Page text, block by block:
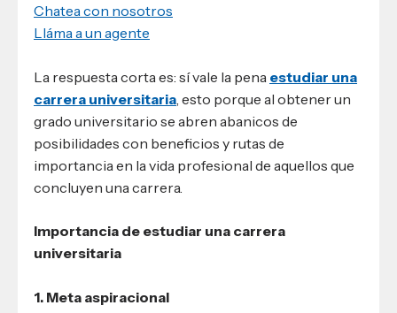
Chatea con nosotros
Lláma a un agente
La respuesta corta es: sí vale la pena estudiar una
carrera universitaria , esto porque al obtener un
grado universitario se abren abanicos de
posibilidades con beneficios y rutas de
importancia en la vida profesional de aquellos que
concluyen una carrera.
Importancia de estudiar una carrera
universitaria
1. Meta aspiracional